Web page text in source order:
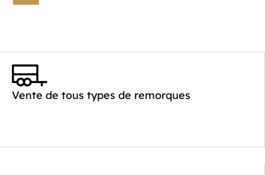
PTAC :
Poids à vide (kg) : 468
Vente de tous types de remorques